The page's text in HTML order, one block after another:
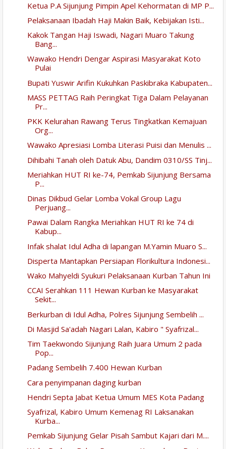
Ketua P.A Sijunjung Pimpin Apel Kehormatan di MP P...
Pelaksanaan Ibadah Haji Makin Baik, Kebijakan Isti...
Kakok Tangan Haji Iswadi, Nagari Muaro Takung
Bang...
Wawako Hendri Dengar Aspirasi Masyarakat Koto
Pulai
Bupati Yuswir Arifin Kukuhkan Paskibraka Kabupaten...
MASS PETTAG Raih Peringkat Tiga Dalam Pelayanan
Pr...
PKK Kelurahan Rawang Terus Tingkatkan Kemajuan
Org...
Wawako Apresiasi Lomba Literasi Puisi dan Menulis ...
Dihibahi Tanah oleh Datuk Abu, Dandim 0310/SS Tinj...
Meriahkan HUT RI ke-74, Pemkab Sijunjung Bersama
P...
Dinas Dikbud Gelar Lomba Vokal Group Lagu
Perjuang...
Pawai Dalam Rangka Meriahkan HUT RI ke 74 di
Kabup...
Infak shalat Idul Adha di lapangan M.Yamin Muaro S...
Disperta Mantapkan Persiapan Florikultura Indonesi...
Wako Mahyeldi Syukuri Pelaksanaan Kurban Tahun Ini
CCAI Serahkan 111 Hewan Kurban ke Masyarakat
Sekit...
Berkurban di Idul Adha, Polres Sijunjung Sembelih ...
Di Masjid Sa'adah Nagari Lalan, Kabiro " Syafrizal...
Tim Taekwondo Sijunjung Raih Juara Umum 2 pada
Pop...
Padang Sembelih 7.400 Hewan Kurban
Cara penyimpanan daging kurban
Hendri Septa Jabat Ketua Umum MES Kota Padang
Syafrizal, Kabiro Umum Kemenag RI Laksanakan
Kurba...
Pemkab Sijunjung Gelar Pisah Sambut Kajari dari M....